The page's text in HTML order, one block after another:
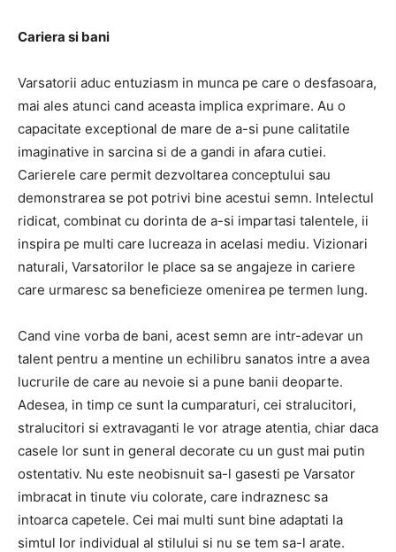
Cariera si bani
Varsatorii aduc entuziasm in munca pe care o desfasoara,
mai ales atunci cand aceasta implica exprimare. Au o
capacitate exceptional de mare de a-si pune calitatile
imaginative in sarcina si de a gandi in afara cutiei.
Carierele care permit dezvoltarea conceptului sau
demonstrarea se pot potrivi bine acestui semn. Intelectul
ridicat, combinat cu dorinta de a-si impartasi talentele, ii
inspira pe multi care lucreaza in acelasi mediu. Vizionari
naturali, Varsatorilor le place sa se angajeze in cariere
care urmaresc sa beneficieze omenirea pe termen lung.
Cand vine vorba de bani, acest semn are intr-adevar un
talent pentru a mentine un echilibru sanatos intre a avea
lucrurile de care au nevoie si a pune banii deoparte.
Adesea, in timp ce sunt la cumparaturi, cei stralucitori,
stralucitori si extravaganti le vor atrage atentia, chiar daca
casele lor sunt in general decorate cu un gust mai putin
ostentativ. Nu este neobisnuit sa-l gasesti pe Varsator
imbracat in tinute viu colorate, care indraznesc sa
intoarca capetele. Cei mai multi sunt bine adaptati la
simtul lor individual al stilului si nu se tem sa-l arate.